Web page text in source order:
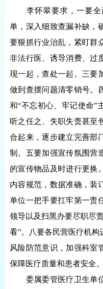
李怀翠要求，一要全
单，深入细致查漏补缺，
要狠抓行业治乱，紧盯群
非法行医、诱导消费、过
现一起，查处一起。三要
做到查摆问题清零销号。
和“不忘初心、牢记使命”
听之任之、失职失责甚至
合起来，逐步建立完善部
制。五要加强宣传氛围营
的宣传物品及时进行更换
内容规范，数据准确，装
单位一把手要扛牢第一责
领导以及扫黑办要尽职尽
看”。八要各民营医疗机
风险防范意识，加强科室
保障医疗质量和患者安全。
委属委管医疗卫生单位